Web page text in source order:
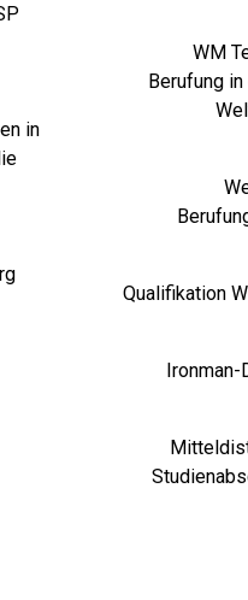
in
WM
Berufung
Qualifikation
Ironman-